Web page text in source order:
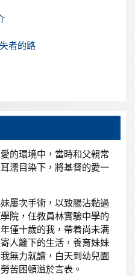
者的路
的環境中，當時和父親常
濡目染下，將基督的愛一
屢次手術，以致腸沾黏過
院，任教員林實驗中學的
僅十歲的我，帶着尚未满
人籬下的生活，養育妹妹
無力就讀，白天到幼兒園
苦困頓溢於言表。